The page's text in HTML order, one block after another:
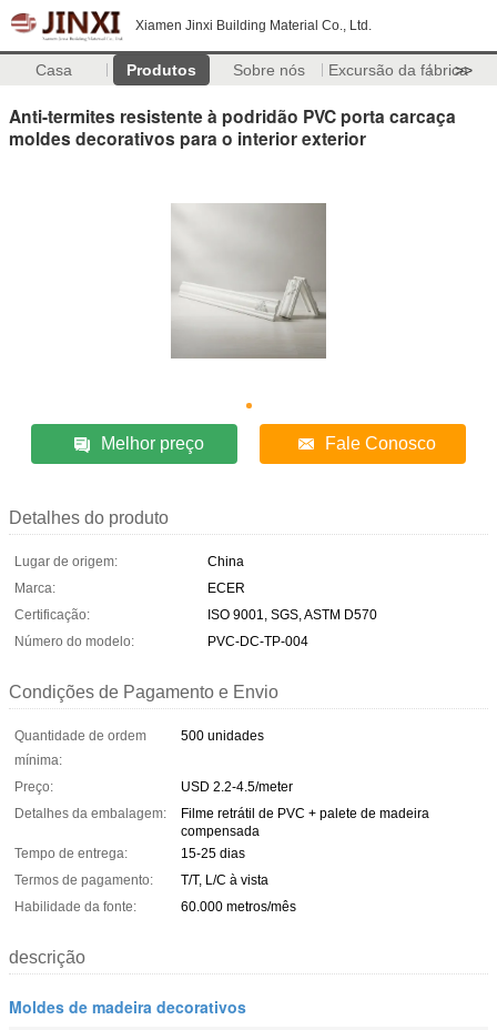
Xiamen Jinxi Building Material Co., Ltd.
Casa Produtos Sobre nós Excursão da fábrica
>>
Anti-termites resistente à podridão PVC porta carcaça
moldes decorativos para o interior exterior
Melhor preço Fale Conosco
Detalhes do produto
Lugar de origem:
China
Marca:
ECER
Certificação:
ISO 9001, SGS, ASTM D570
Número do modelo:
PVC-DC-TP-004
Condições de Pagamento e Envio
Quantidade de ordem
mínima:
500 unidades
Preço:
USD 2.2-4.5/meter
Detalhes da embalagem:
Filme retrátil de PVC + palete de madeira
compensada
Tempo de entrega:
15-25 dias
Termos de pagamento:
T/T, L/C à vista
Habilidade da fonte:
60.000 metros/mês
descrição
Moldes de madeira decorativos